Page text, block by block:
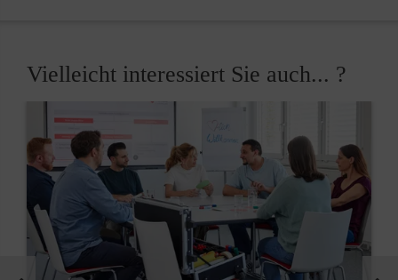
Vielleicht interessiert Sie auch... ?